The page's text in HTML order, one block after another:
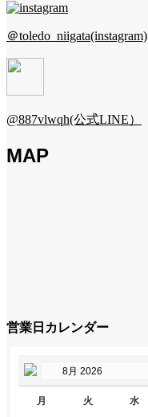
＠toledo_niigata(instagram)
@887vlwqh(公式LINE）
MAP
営業日カレンダー
月 火 水